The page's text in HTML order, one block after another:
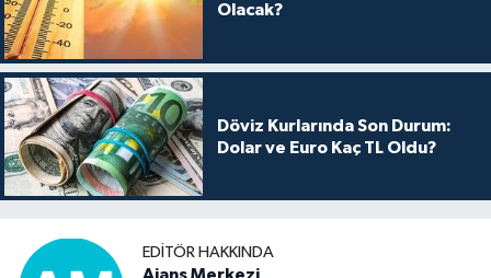
Olacak?
Döviz Kurlarında Son Durum:
Dolar ve Euro Kaç TL Oldu?
EDITÖR HAKKINDA
Ajans Merkezi